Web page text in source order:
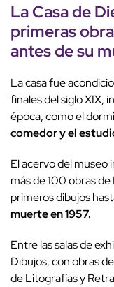
La Casa de
primeras
antes de su
La casa fue
finales del siglo XIX,
época, como el
comedor y el
El acervo del museo
más de 100 obras
primeros dibujos
muerte en 1957.
Entre las salas de
Dibujos, con obras
de Litografías y